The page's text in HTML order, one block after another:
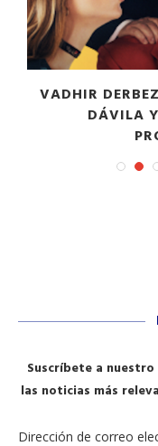
VADHIR
DÁVILA
Suscríbete a
las noticias más
Dirección de correo